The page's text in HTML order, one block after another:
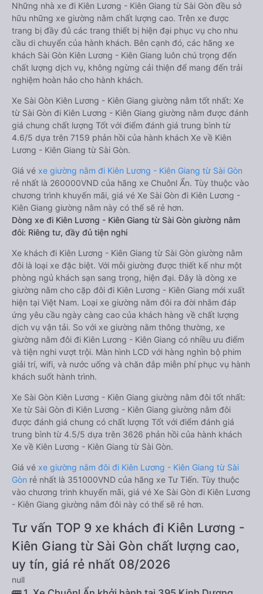
Những nhà xe đi Kiên Lương - Kiên Giang từ Sài Gòn đều sở
hữu những xe giường nằm chất lượng cao. Trên xe được
trang bị đầy đủ các trang thiết bị hiện đại phục vụ cho nhu
cầu di chuyển của hành khách. Bên cạnh đó, các hãng xe
khách Sài Gòn Kiên Lương - Kiên Giang luôn chú trọng đến
chất lượng dịch vụ, không ngừng cải thiện để mang đến trải
nghiệm hoàn hảo cho hành khách.
Xe Sài Gòn Kiên Lương - Kiên Giang giường nằm tốt nhất: Xe
từ Sài Gòn đi Kiên Lương - Kiên Giang giường nằm được đánh
giá chung chất lượng Tốt với điểm đánh giá trung bình từ
4.6/5 dựa trên 7159 phản hồi của hành khách Xe về Kiên
Lương - Kiên Giang từ Sài Gòn.
Giá vé xe giường nằm đi Kiên Lương - Kiên Giang từ Sài Gòn
rẻ nhất là 260000VND của hãng xe Chuônl Ẩn. Tùy thuộc vào
chương trình khuyến mãi, giá vé Xe Sài Gòn đi Kiên Lương -
Kiên Giang giường nằm này có thể sẽ rẻ hơn.
Dòng xe đi Kiên Lương - Kiên Giang từ Sài Gòn giường nằm
đôi: Riêng tư, đầy đủ tiện nghi
Xe khách đi Kiên Lương - Kiên Giang từ Sài Gòn giường nằm
đôi là loại xe đặc biệt. Với mỗi giường được thiết kế như một
phòng ngủ khách sạn sang trọng, hiện đại. Đây là dòng xe
giường nằm cho cặp đôi đi Kiên Lương - Kiên Giang mới xuất
hiện tại Việt Nam. Loại xe giường nằm đôi ra đời nhằm đáp
ứng yêu cầu ngày càng cao của khách hàng về chất lượng
dịch vụ vận tải. So với xe giường nằm thông thường, xe
giường nằm đôi đi Kiên Lương - Kiên Giang có nhiều ưu điểm
và tiện nghi vượt trội. Màn hình LCD với hàng nghìn bộ phim
giải trí, wifi, và nước uống và chăn đắp miễn phí phục vụ hành
khách suốt hành trình.
Xe Sài Gòn Kiên Lương - Kiên Giang giường nằm đôi tốt nhất:
Xe từ Sài Gòn đi Kiên Lương - Kiên Giang giường nằm đôi
được đánh giá chung có chất lượng Tốt với điểm đánh giá
trung bình từ 4.5/5 dựa trên 3626 phản hồi của hành khách
Xe về Kiên Lương - Kiên Giang từ Sài Gòn.
Giá vé xe giường nằm đôi đi Kiên Lương - Kiên Giang từ Sài
Gòn rẻ nhất là 351000VND của hãng xe Tư Tiến. Tùy thuộc
vào chương trình khuyến mãi, giá vé Xe Sài Gòn đi Kiên Lương
- Kiên Giang giường nằm đôi này có thể sẽ rẻ hơn.
Tư vấn TOP 9 xe khách đi Kiên Lương -
Kiên Giang từ Sài Gòn chất lượng cao,
uy tín, giá rẻ nhất 08/2026
null